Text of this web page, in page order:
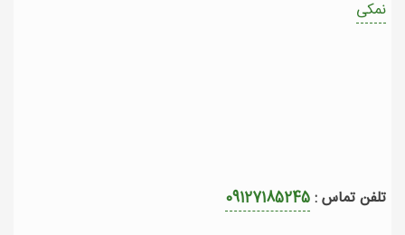
نمکی
تلفن تماس :09127185245